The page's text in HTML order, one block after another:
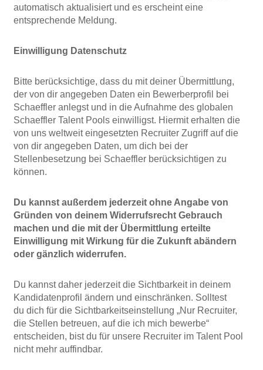
automatisch aktualisiert und es erscheint eine
entsprechende Meldung.
Einwilligung Datenschutz
Bitte berücksichtige, dass du mit deiner Übermittlung,
der von dir angegeben Daten ein Bewerberprofil bei
Schaeffler anlegst und in die Aufnahme des globalen
Schaeffler Talent Pools einwilligst. Hiermit erhalten die
von uns weltweit eingesetzten Recruiter Zugriff auf die
von dir angegeben Daten, um dich bei der
Stellenbesetzung bei Schaeffler berücksichtigen zu
können.
Du kannst außerdem jederzeit ohne Angabe von
Gründen von deinem Widerrufsrecht Gebrauch
machen und die mit der Übermittlung erteilte
Einwilligung mit Wirkung für die Zukunft abändern
oder gänzlich widerrufen.
Du kannst daher jederzeit die Sichtbarkeit in deinem
Kandidatenprofil ändern und einschränken. Solltest
du dich für die Sichtbarkeitseinstellung „Nur Recruiter,
die Stellen betreuen, auf die ich mich bewerbe“
entscheiden, bist du für unsere Recruiter im Talent Pool
nicht mehr auffindbar.